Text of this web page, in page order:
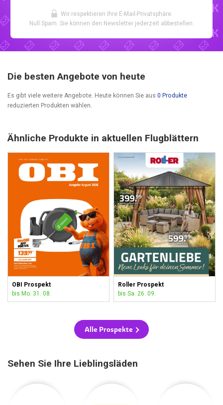
Wir respektieren Ihre E-Mail-Privatsphäre.
Null Spam. Sie können den Newsletter jederzeit abbestellen.
Die besten Angebote von heute
Es gibt viele weitere Angebote. Heute können Sie aus 0 Produkte
reduzierten Produkten wählen.
Ähnliche Produkte in aktuellen Flugblättern
OBI Prospekt
bis Mo. 31. 08.
Roller Prospekt
bis Sa. 26. 09.
Alle Prospekte
Sehen Sie Ihre Lieblingsläden